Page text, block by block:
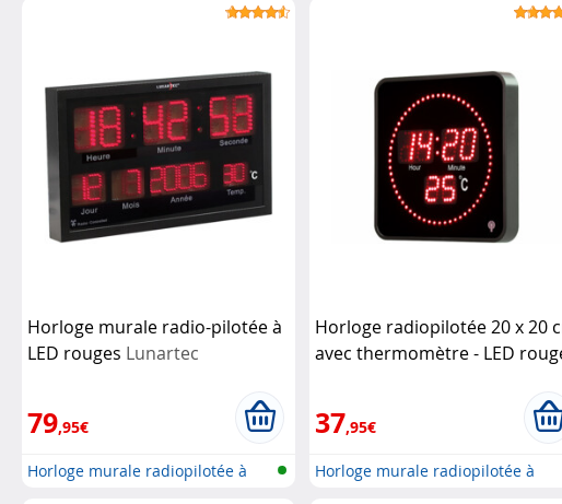
Horloge murale radio-pilotée à
LED rouges Lunartec
79,95€
Horloge murale radiopilotée à
Horloge radiopilotée 20 x 20
avec thermomètre - LED
37,95€
Horloge murale radiopilotée à